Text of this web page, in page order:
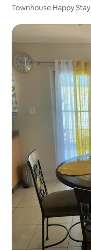
Townhouse Happy Stay